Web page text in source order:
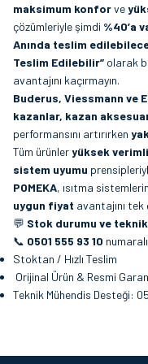
maksimum konforve
çözümleriyle şimdi %40’a
Anında teslim
Teslim Edilebilir” olarak
avantajını kaçırmayın.
Buderus, Viessmann ve
kazanlar, kazan
performansını artırırken
Tüm ürünleryüksek
sistem uyumu
POMEKA, ısıtma
uygun fiyat avantajını
💬 Stok durumu ve
📞 0501 555 93 10
Stoktan / Hızlı Teslim
Orijinal Ürün & Resmi
Teknik Mühendis Desteği: